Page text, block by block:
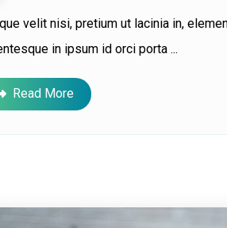
velit nisi, pretium ut lacinia in,
in ipsum id orci porta ...
Read More